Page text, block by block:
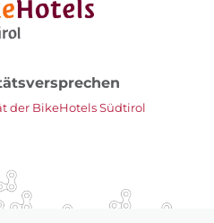
der BikeHotels Südtirol